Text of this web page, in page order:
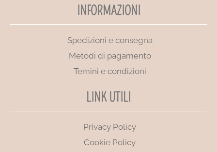
INFORMAZIONI
Spedizioni e consegna
Metodi di pagamento
Temini e condizioni
LINK UTILI
Privacy Policy
Cookie Policy